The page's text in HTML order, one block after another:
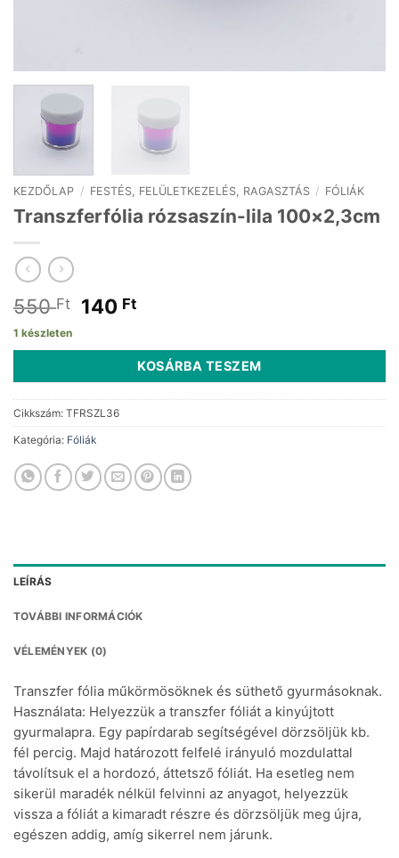
KEZDŐLAP / FESTÉS, FELÜLETKEZELÉS, RAGASZTÁS / FÓLIÁK
Transzferfólia rózsaszín-lila 100×2,3cm
550Ft
Original
was:
550 Ft.
140 FtCurrent
is:
140 Ft.
1 készleten
KOSÁRBA TESZEM
Cikkszám: TFRSZL36
Kategória: Fóliák
LEÍRÁS
TOVÁBBI INFORMÁCIÓK
VÉLEMÉNYEK (0)
Transzfer fólia műkörmösöknek és süthető gyurmásoknak.
Használata: Helyezzük a transzfer fóliát a kinyújtott
gyurmalapra. Egy papírdarab segítségével dörzsöljük kb.
fél percig. Majd határozott felfelé irányuló mozdulattal
távolítsuk el a hordozó, áttetsző fóliát. Ha esetleg nem
sikerül maradék nélkül felvinni az anyagot, helyezzük
vissza a fóliát a kimaradt részre és dörzsöljük meg újra,
egészen addig, amíg sikerrel nem járunk.